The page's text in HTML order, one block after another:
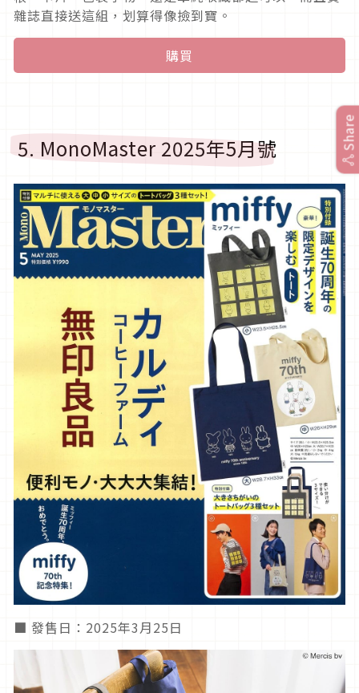
雜誌直接送這組，划算得像撿到寶。
購買
5. MonoMaster 2025年5月號
■ 發售日：2025年3月25日
Share